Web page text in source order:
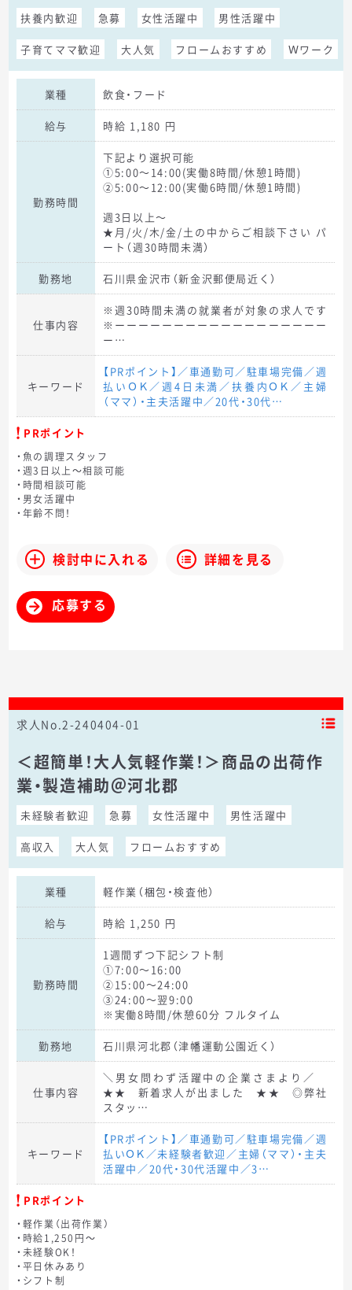
扶養内歓迎 急募 女性活躍中 男性活躍中
子育てママ歓迎 大人気 フロームおすすめ Ｗワーク
業種 飲食・フード
給与 時給 1,180 円
勤務時間
下記より選択可能
①5:00～14:00(実働8時間/休憩1時間)
②5:00～12:00(実働6時間/休憩1時間)
週3日以上～
★月/火/木/金/土の中からご相談下さい パ
ート（週30時間未満）
勤務地 石川県金沢市（新金沢郵便局近く）
仕事内容
※週30時間未満の就業者が対象の求人です
※ーーーーーーーーーーーーーーーーーー
ー…
キーワード
【PRポイント】／車通勤可／駐車場完備／週
払いＯＫ／週4日未満／扶養内ＯＫ／主婦
（ママ）・主夫活躍中／20代・30代…
PRポイント
・魚の調理スタッフ
・週3日以上～相談可能
・時間相談可能
・男女活躍中
・年齢不問！
検討中に入れる 詳細を見る
応募する
求人No.2-240404-01
＜超簡単！大人気軽作業！＞商品の出荷作
業・製造補助＠河北郡
未経験者歓迎 急募 女性活躍中 男性活躍中
高収入 大人気 フロームおすすめ
業種 軽作業（梱包・検査他）
給与 時給 1,250 円
勤務時間
1週間ずつ下記シフト制
①7:00～16:00
②15:00～24:00
③24:00～翌9:00
※実働8時間/休憩60分 フルタイム
勤務地 石川県河北郡（津幡運動公園近く）
仕事内容
＼男女問わず活躍中の企業さまより／
★★ 新着求人が出ました ★★ ◎弊社
スタッ…
キーワード
【PRポイント】／車通勤可／駐車場完備／週
払いＯＫ／未経験者歓迎／主婦（ママ）・主夫
活躍中／20代・30代活躍中／3…
PRポイント
・軽作業（出荷作業）
・時給1,250円～
・未経験OK！
・平日休みあり
・シフト制